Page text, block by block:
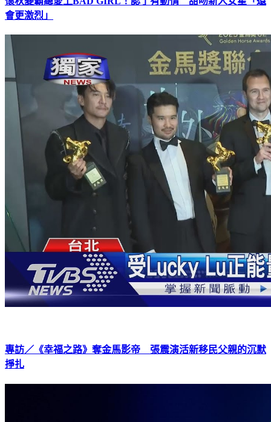
會更激烈」
專訪／《幸福之路》奪金馬影帝 張震演活新移民父親的沉默
掙扎